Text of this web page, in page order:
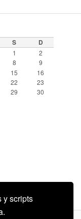
y scripts
S D
1 2
8
9
15
16
22
23
29
30